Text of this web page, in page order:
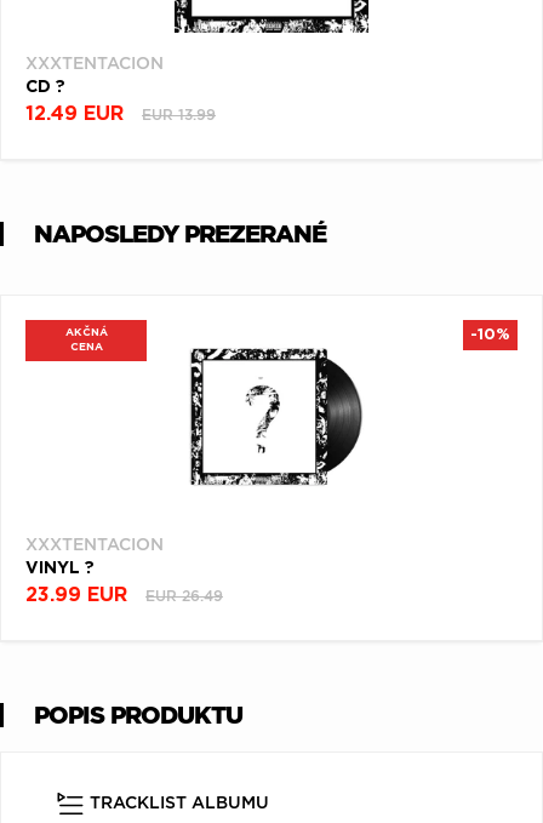
XXXTENTACION
CD ?
12.49 EUR EUR 13.99
NAPOSLEDY PREZERANÉ
AKČNÁ
CENA
XXXTENTACION
VINYL ?
23.99 EUR EUR 26.49
-10%
POPIS PRODUKTU
TRACKLIST ALBUMU